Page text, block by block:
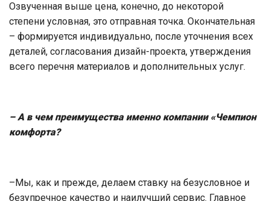
Озвученная выше цена, конечно, до некоторой
степени условная, это отправная точка. Окончательная
– формируется индивидуально, после уточнения всех
деталей, согласования дизайн-проекта, утверждения
всего перечня материалов и дополнительных услуг.
– А в чем преимущества именно компании «Чемпион
комфорта?
–Мы, как и прежде, делаем ставку на безусловное и
безупречное качество и наилучший сервис. Главное